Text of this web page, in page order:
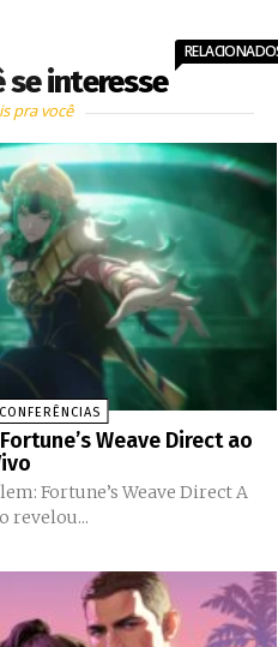
se interesse
pra você
Weave Direct ao
Fortune’s Weave Direct A
revelou...